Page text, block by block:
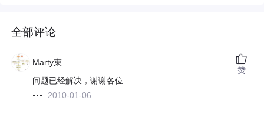
全部评论
Marty束
问题已经解决，谢谢各位
2010-01-06
赞